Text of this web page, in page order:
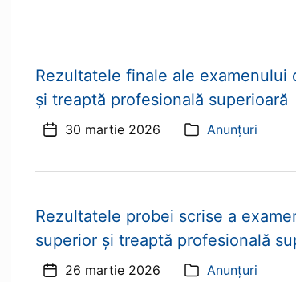
Rezultatele finale ale
și treaptă profesională superioară
Dată30 martie 2026 Categorii
Anunțuri
Rezultatele probei scrise a
superior și treaptă profesională
Dată26 martie 2026 Categorii
Anunțuri